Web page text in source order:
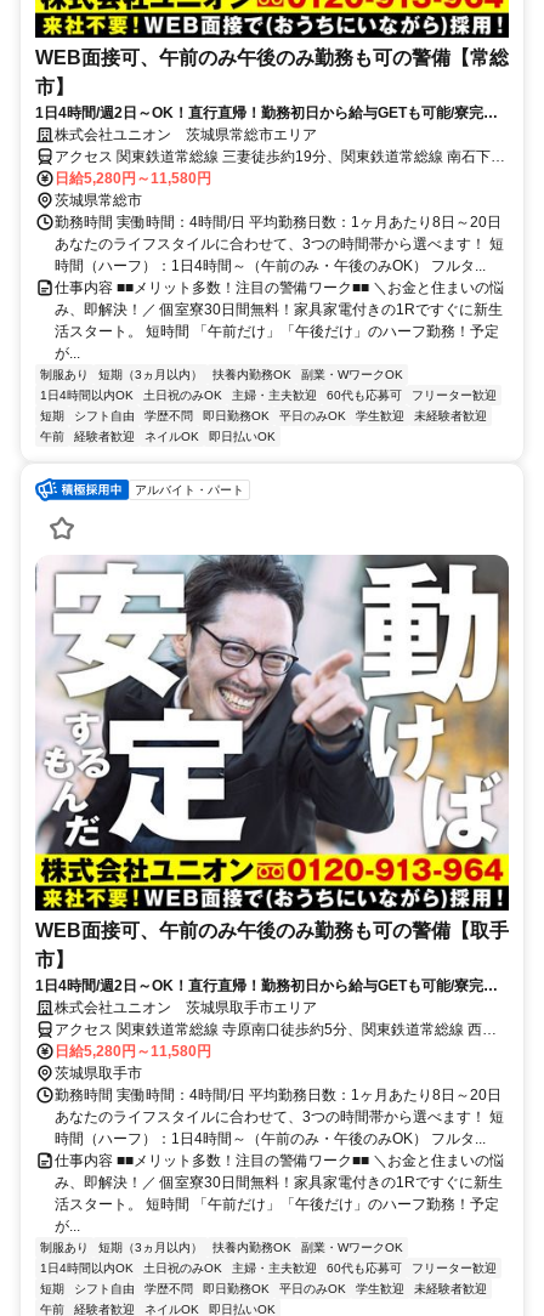
WEB面接可、午前のみ午後のみ勤務も可の警備【常総
市】
1日4時間/週2日～OK！直行直帰！勤務初日から給与GETも可能/寮完備
＆携帯貸与♪
株式会社ユニオン 茨城県常総市エリア
アクセス 関東鉄道常総線 三妻徒歩約19分、関東鉄道常総線 南石下徒
歩約30分、関東鉄道常総線 石下徒歩約49分 茨城県常総市エリア（玉
村駅、南石下駅、三妻駅、中妻駅、北水海道駅）
日給5,280円～11,580円
茨城県常総市
勤務時間 実働時間：4時間/日 平均勤務日数：1ヶ月あたり8日～20日
あなたのライフスタイルに合わせて、3つの時間帯から選べます！ 短
時間（ハーフ）：1日4時間～（午前のみ・午後のみOK） フルタ...
仕事内容 ■■メリット多数！注目の警備ワーク■■ ＼お金と住まいの悩
み、即解決！／ 個室寮30日間無料！家具家電付きの1Rですぐに新生
活スタート。 短時間 「午前だけ」「午後だけ」のハーフ勤務！予定
が...
制服あり 短期（3ヵ月以内） 扶養内勤務OK
副業・WワークOK
1日4時間以内OK
土日祝のみOK 主婦・主夫歓迎 60代も応募可
フリーター歓迎
短期
シフト自由 学歴不問 即日勤務OK 平日のみOK 学生歓迎
未経験者歓迎
午前
経験者歓迎 ネイルOK 即日払いOK
アルバイト・パート
WEB面接可、午前のみ午後のみ勤務も可の警備【取手
市】
1日4時間/週2日～OK！直行直帰！勤務初日から給与GETも可能/寮完備
＆携帯貸与♪
株式会社ユニオン 茨城県取手市エリア
アクセス 関東鉄道常総線 寺原南口徒歩約5分、関東鉄道常総線 西取
手徒歩約15分、関東鉄道常総線 新取手徒歩約15分 茨城県取手市エリ
ア
日給5,280円～11,580円
茨城県取手市
勤務時間 実働時間：4時間/日 平均勤務日数：1ヶ月あたり8日～20日
あなたのライフスタイルに合わせて、3つの時間帯から選べます！ 短
時間（ハーフ）：1日4時間～（午前のみ・午後のみOK） フルタ...
仕事内容 ■■メリット多数！注目の警備ワーク■■ ＼お金と住まいの悩
み、即解決！／ 個室寮30日間無料！家具家電付きの1Rですぐに新生
活スタート。 短時間 「午前だけ」「午後だけ」のハーフ勤務！予定
が...
制服あり 短期（3ヵ月以内） 扶養内勤務OK
副業・WワークOK
1日4時間以内OK
土日祝のみOK 主婦・主夫歓迎 60代も応募可
フリーター歓迎
短期
シフト自由 学歴不問 即日勤務OK 平日のみOK 学生歓迎
未経験者歓迎
午前
経験者歓迎 ネイルOK 即日払いOK